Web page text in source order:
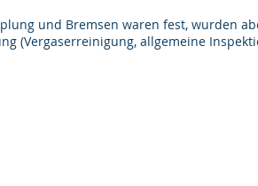
und Bremsen waren fest, wurden
(Vergaserreinigung, allgemeine